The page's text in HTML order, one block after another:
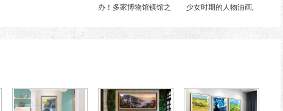
办！多家博物馆镇馆之
秘秦汉一线城市模
少女时期的人物油画,